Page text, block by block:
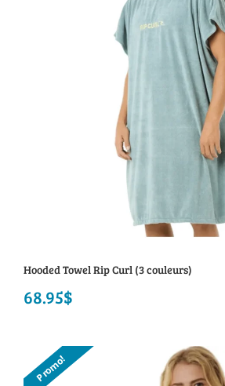
Hooded Towel Rip Curl (3 couleurs)
68.95$
Promo!